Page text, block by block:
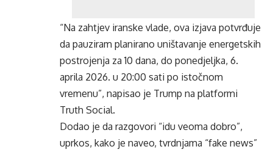
“Na zahtjev iranske vlade, ova izjava potvrđuje
da pauziram planirano uništavanje energetskih
postrojenja za 10 dana, do ponedjeljka, 6.
aprila 2026. u 20:00 sati po istočnom
vremenu”, napisao je Trump na platformi
Truth Social.
Dodao je da razgovori “idu veoma dobro”,
uprkos, kako je naveo, tvrdnjama “fake news”